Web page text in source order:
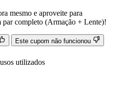
mesmo e aproveite para
completo (Armação + Lente)!
Este cupom não funcionou
usos utilizados